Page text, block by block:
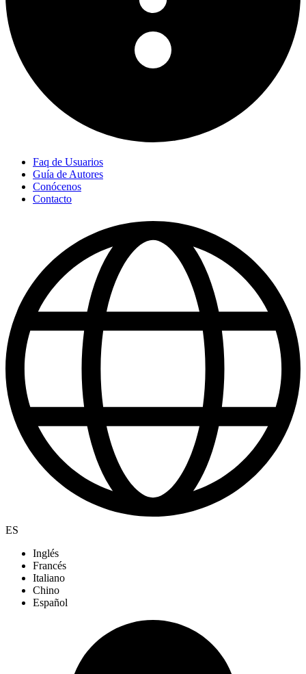
Faq de Usuarios
Guía de Autores
Conócenos
Contacto
ES
Inglés
Francés
Italiano
Chino
Español